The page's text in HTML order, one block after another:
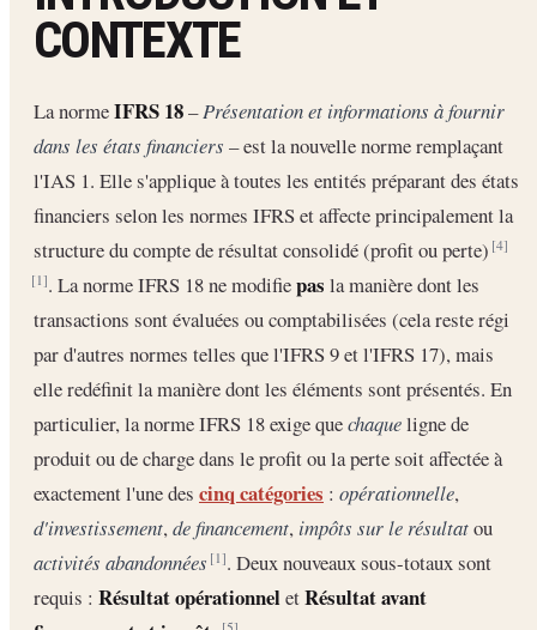
CONTEXTE
La normeIFRS 18–Présentation et informations à fournir
dans les états financiers – est la nouvelle norme remplaçant
l'IAS 1. Elle s'applique à toutes les entités préparant des états
financiers selon les normes IFRS et affecte principalement la
structure du compte de résultat consolidé (profit ou perte)[4]
[1]. La norme IFRS 18 ne modifiepas la manière dont les
transactions sont évaluées ou comptabilisées (cela reste régi
par d'autres normes telles que l'IFRS 9 et l'IFRS 17), mais
elle redéfinit la manière dont les éléments sont présentés. En
particulier, la norme IFRS 18 exige quechaqueligne de
produit ou de charge dans le profit ou la perte soit affectée à
exactement l'une des cinq catégories : opérationnelle,
d'investissement,de financement, impôts sur le résultatou
activités abandonnées [1]. Deux nouveaux sous-totaux sont
requis : Résultat opérationneletRésultat avant